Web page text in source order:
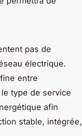
pas de
électrique.
entre
type de service
afin
stable, intégrée,